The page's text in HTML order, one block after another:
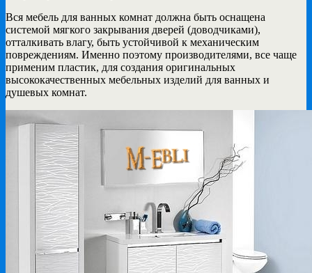
Вся мебель для ванных комнат должна быть оснащена
системой мягкого закрывания дверей (доводчиками),
отталкивать влагу, быть устойчивой к механическим
повреждениям. Именно поэтому производителями, все чаще
применим пластик, для создания оригинальных
высококачественных мебельных изделий для ванных и
душевых комнат.